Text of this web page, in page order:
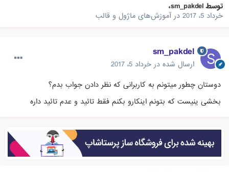
توسطsm_pakdel،
خرداد 5، 2017
در آموزش‌های ماژول و قالب
sm_pakdel
ارسال شده در خرداد 5، 2017
دوستان چطور میتونم به کاربرانی که نظر دادن جواب بدم؟
بخشی ینیست که بتونم اینکارو بکنم فقط تائید و عدم تائید داره